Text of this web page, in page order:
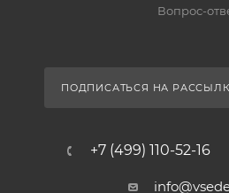
Вопрос-
ПОДПИСАТЬСЯ НА
+7 (499) 110-52-16